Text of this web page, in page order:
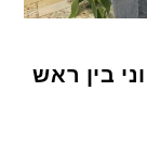
בין ראש